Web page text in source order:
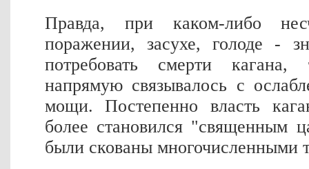
Правда, при каком-либо
поражении, засухе, голоде -
потребовать смерти
напрямую связывалось с
мощи. Постепенно власть
более становился "священным
были скованы многочисленными